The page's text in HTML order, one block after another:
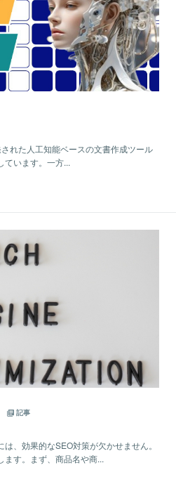
れた人工知能ベースの文書作成ツール
ています。一方...
記事
、効果的なSEO対策が欠かせません。
ます。まず、商品名や商...